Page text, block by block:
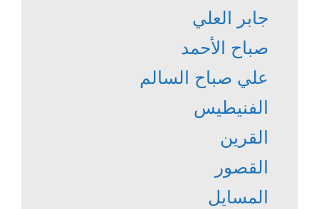
جابر العلي
صباح الأحمد
علي صباح السالم
الفنيطيس
القرين
القصور
المسايل